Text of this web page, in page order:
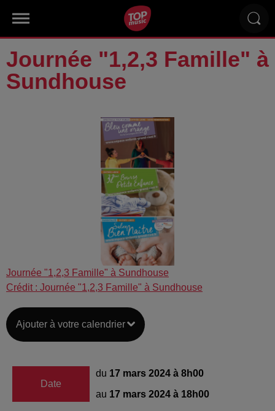
Journée "1,2,3 Famille" à
Sundhouse
Journée "1,2,3 Famille" à Sundhouse
Crédit : Journée "1,2,3 Famille" à Sundhouse
Ajouter à votre calendrier
Date
du 17 mars 2024 à 8h00
au 17 mars 2024 à 18h00